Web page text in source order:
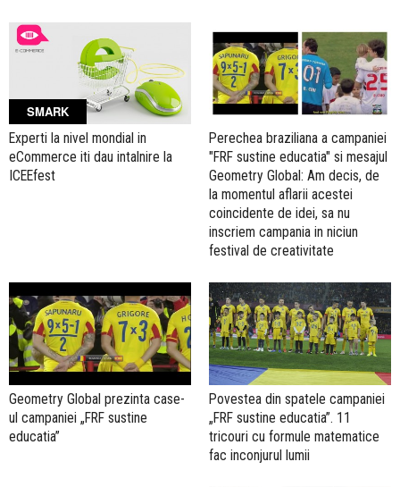
SMARK
Experti la nivel mondial in
eCommerce iti dau intalnire la
ICEEfest
Perechea braziliana a campaniei
"FRF sustine educatia" si mesajul
Geometry Global: Am decis, de
la momentul aflarii acestei
coincidente de idei, sa nu
inscriem campania in niciun
festival de creativitate
Geometry Global prezinta case-
ul campaniei „FRF sustine
educatia”
Povestea din spatele campaniei
„FRF sustine educatia”. 11
tricouri cu formule matematice
fac inconjurul lumii